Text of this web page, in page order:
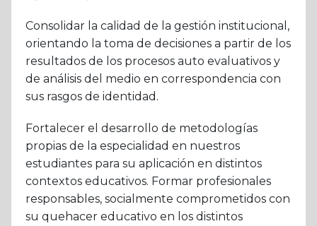
Consolidar la calidad de la gestión institucional,
orientando la toma de decisiones a partir de los
resultados de los procesos auto evaluativos y
de análisis del medio en correspondencia con
sus rasgos de identidad.
Fortalecer el desarrollo de metodologías
propias de la especialidad en nuestros
estudiantes para su aplicación en distintos
contextos educativos. Formar profesionales
responsables, socialmente comprometidos con
su quehacer educativo en los distintos